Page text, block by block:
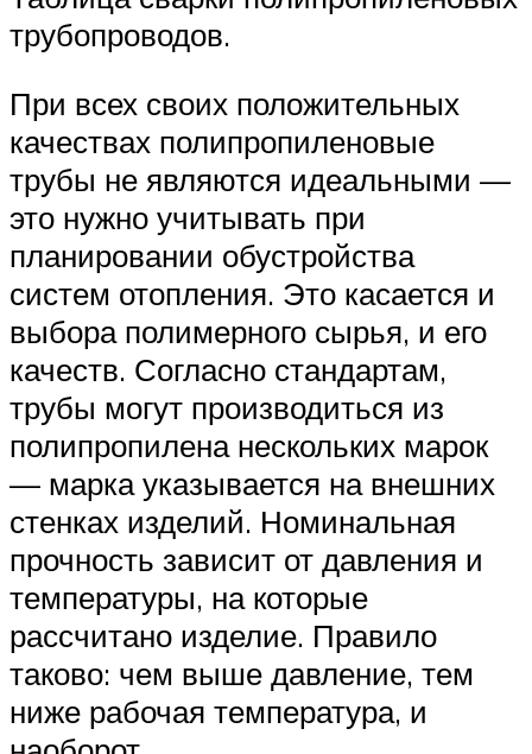
трубопроводов.
При всех своих положительных
качествах полипропиленовые
трубы не являются идеальными —
это нужно учитывать при
планировании обустройства
систем отопления. Это касается и
выбора полимерного сырья, и его
качеств. Согласно стандартам,
трубы могут производиться из
полипропилена нескольких марок
— марка указывается на внешних
стенках изделий. Номинальная
прочность зависит от давления и
температуры, на которые
рассчитано изделие. Правило
таково: чем выше давление, тем
ниже рабочая температура, и